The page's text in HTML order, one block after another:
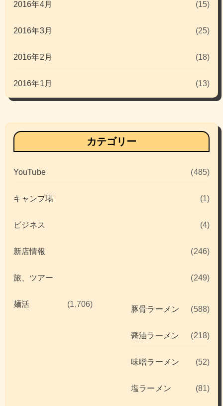
2016年4月 (15)
2016年3月 (25)
2016年2月 (18)
2016年1月 (13)
カテゴリー
YouTube (485)
キャンプ場 (1)
ビジネス (4)
新店情報 (246)
旅、ツアー (249)
麺活 (1,706)
豚骨ラーメン (588)
醤油ラーメン (218)
味噌ラーメン (52)
塩ラーメン (81)